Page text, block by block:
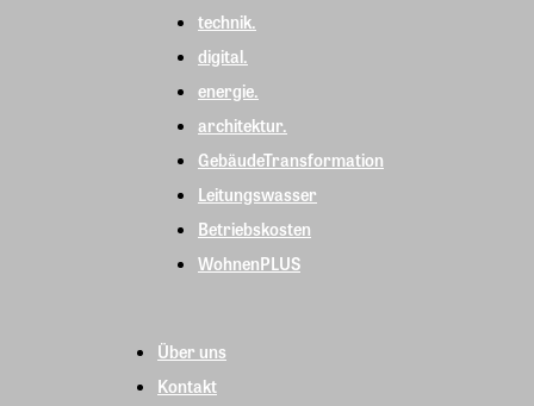
technik.
digital.
energie.
architektur.
GebäudeTransformation
Leitungswasser
Betriebskosten
WohnenPLUS
Über uns
Kontakt